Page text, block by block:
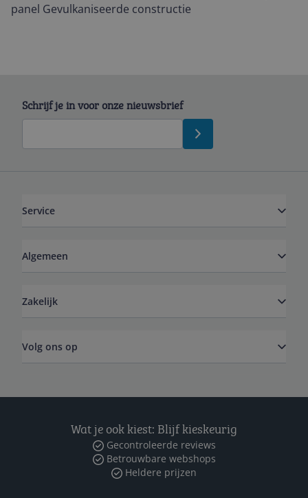
panel Gevulkaniseerde constructie
Schrijf je in voor onze nieuwsbrief
Service
Algemeen
Zakelijk
Volg ons op
Wat je ook kiest: Blijf kieskeurig
Gecontroleerde reviews
Betrouwbare webshops
Heldere prijzen